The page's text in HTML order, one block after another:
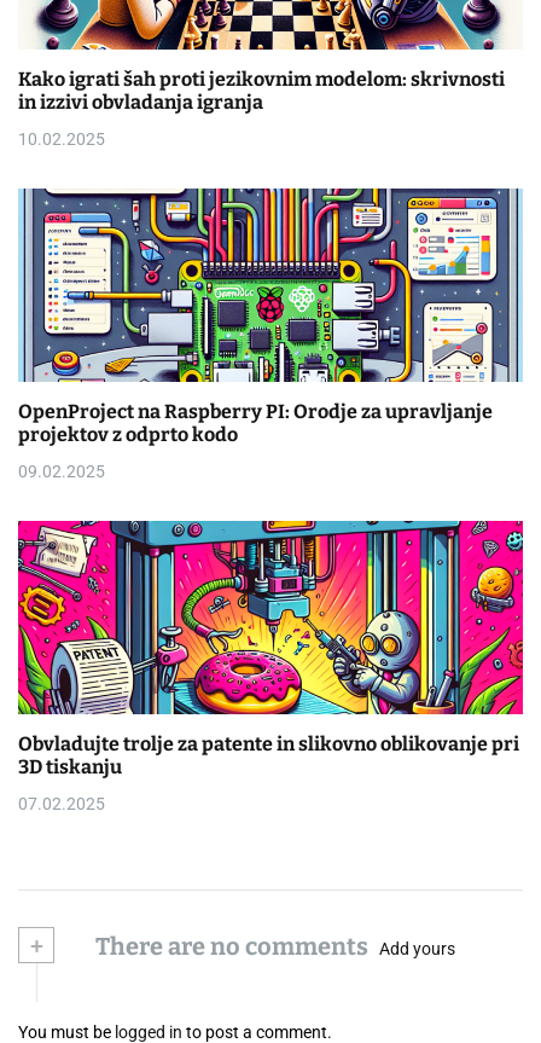
Kako igrati šah proti jezikovnim modelom: skrivnosti
in izzivi obvladanja igranja
10.02.2025
OpenProject na Raspberry PI: Orodje za upravljanje
projektov z odprto kodo
09.02.2025
Obvladujte trolje za patente in slikovno oblikovanje pri
3D tiskanju
07.02.2025
+ There are no comments Add yours
You must be logged in to post a comment.